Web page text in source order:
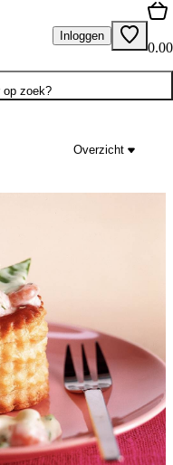
Inloggen
0.00
op zoek?
Overzicht